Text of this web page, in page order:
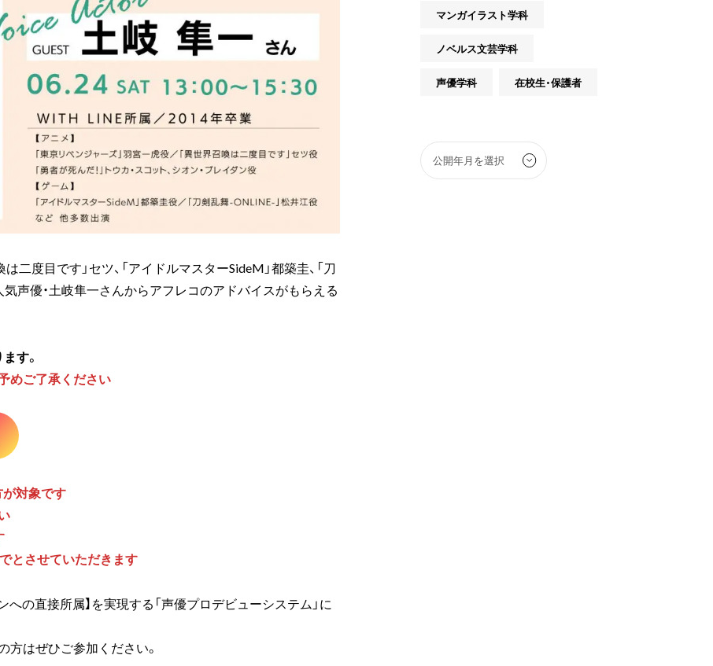
二度目です」セツ、「アイドルマスターSideM」都築圭、「刀
声優・土岐隼一さんからアフレコのアドバイスがもらえる
す。
めご了承ください
対象です
とさせていただきます
の直接所属】を実現する「声優プロデビューシステム」に
方はぜひご参加ください。
マンガイラスト学科
ノベルス文芸学科
声優学科 在校生・保護者